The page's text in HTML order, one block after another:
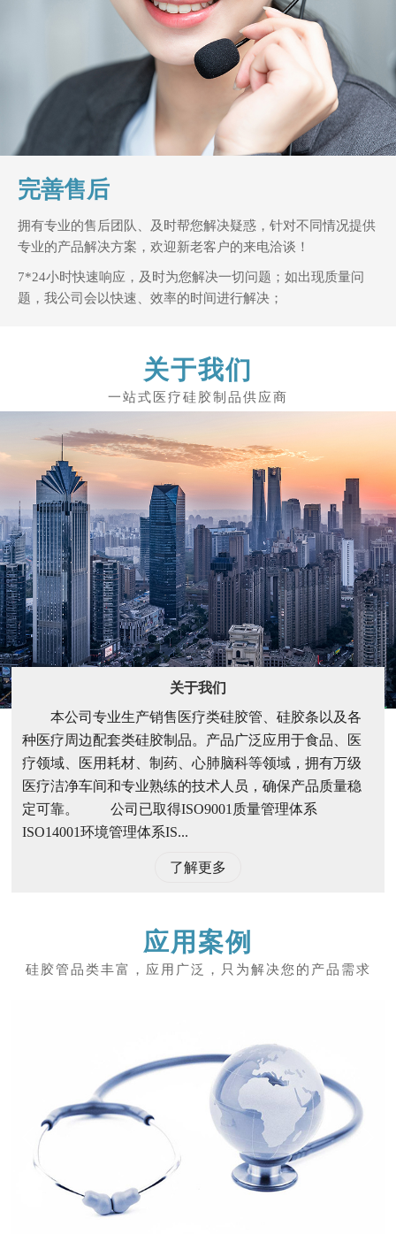
完善售后
拥有专业的售后团队、及时帮您解决疑惑，针对不同情况提供
专业的产品解决方案，欢迎新老客户的来电洽谈！
7*24小时快速响应，及时为您解决一切问题；如出现质量问
题，我公司会以快速、效率的时间进行解决；
关于我们
关于我们
本公司专业生产销售医疗类硅胶管、硅胶条以及各
种医疗周边配套类硅胶制品。产品广泛应用于食品、医
疗领域、医用耗材、制药、心肺脑科等领域，拥有万级
医疗洁净车间和专业熟练的技术人员，确保产品质量稳
定可靠。 公司已取得ISO9001质量管理体系
ISO14001环境管理体系IS...
了解更多
应用案例